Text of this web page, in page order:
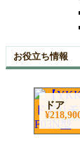
お役立ち情報
ドア